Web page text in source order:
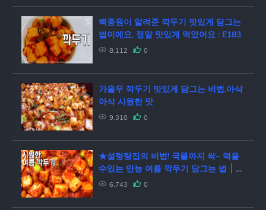
백종원이 알려준 깍두기 맛있게 담그는
법이에요, 정말 맛있게 먹었어요 : E183
8,112 0
가을무 깍두기 맛있게 담그는 비법,아삭
아삭 시원한 맛
9,310 0
★설렁탕집의 비법! 국물까지 싹~ 먹을
수있는 만능 여름 깍두기 담그는 법 ⎮ 깍
두기 담는 법 ⎮ 수지맘의 레시피
6,743 0